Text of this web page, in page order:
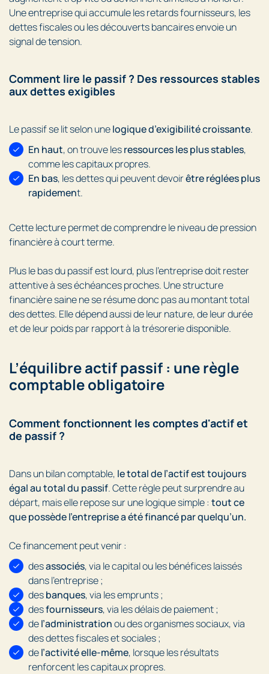
Une entreprise qui accumule les retards fournisseurs, les
dettes fiscales ou les découverts bancaires envoie un
signal de tension.
Comment lire le passif ? Des ressources stables
aux dettes exigibles
Le passif se lit selon unelogique d’exigibilité croissante.
En haut, on trouve lesressources les plus stables,
comme les capitaux propres.
En bas, les dettes qui peuvent devoirêtre réglées plus
rapidement.
Cette lecture permet de comprendre le niveau de pression
financière à court terme.
Plus le bas du passif est lourd, plus l’entreprise doit rester
attentive à ses échéances proches. Une structure
financière saine ne se résume donc pas au montant total
des dettes. Elle dépend aussi de leur nature, de leur durée
et de leur poids par rapport à la trésorerie disponible.
L’équilibre actif passif : une règle
comptable obligatoire
Comment fonctionnent les comptes d'actif et
de passif ?
Dans un bilan comptable, le total de l’actif est toujours
égal au total du passif. Cette règle peut surprendre au
départ, mais elle repose sur une logique simple : tout ce
que possède l’entreprise a été financé par quelqu’un.
Ce financement peut venir :
desassociés, via le capital ou les bénéfices laissés
dans l’entreprise ;
desbanques, via les emprunts ;
desfournisseurs, via les délais de paiement ;
del’administrationou des organismes sociaux, via
des dettes fiscales et sociales ;
del’activité elle-même, lorsque les résultats
renforcent les capitaux propres.